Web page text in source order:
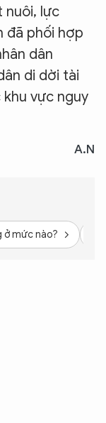
nuôi, lực
đã phối hợp
dân
di dời tài
vực nguy
A.N
ở mức nào?